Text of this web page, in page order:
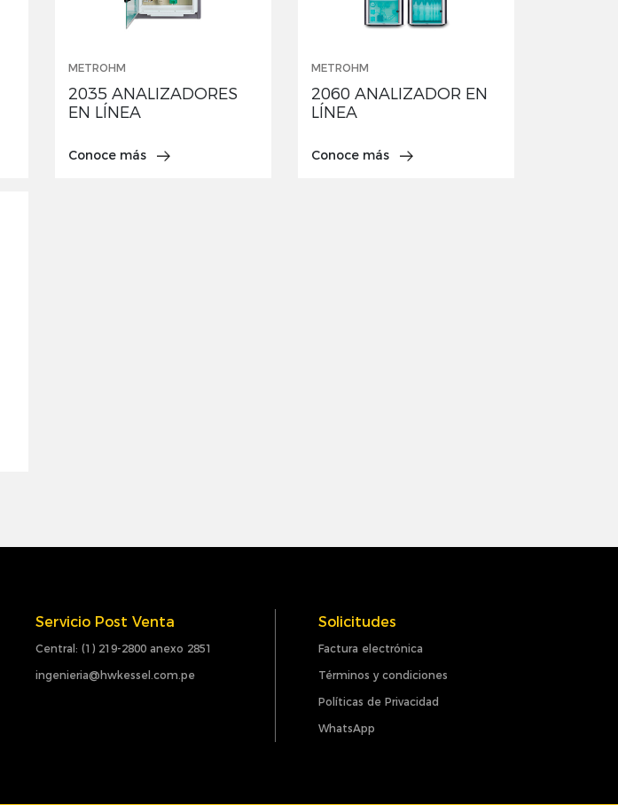
METROHM
2035 ANALIZADORES
EN LÍNEA
Conoce más
METROHM
2060 ANALIZADOR EN
LÍNEA
Conoce más
Servicio Post Venta
Central: (1) 219-2800 anexo 2851
ingenieria@hwkessel.com.pe
Solicitudes
Factura electrónica
Términos y condiciones
Políticas de Privacidad
WhatsApp